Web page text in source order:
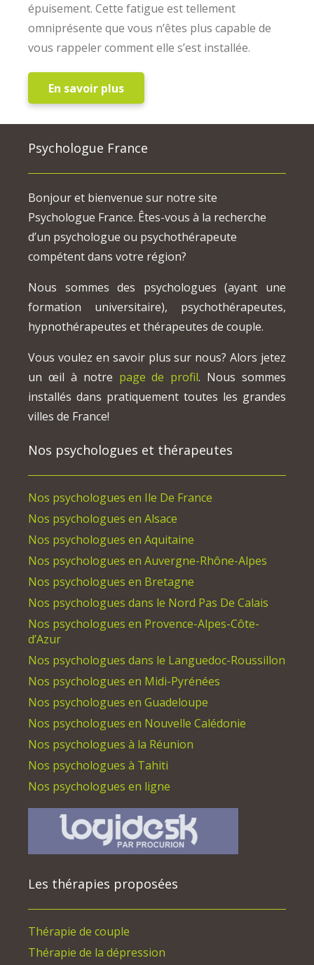
épuisement. Cette fatigue est tellement
omniprésente que vous n’êtes plus capable de
vous rappeler comment elle s’est installée.
En savoir plus
Psychologue France
Bonjour et bienvenue sur notre site
Psychologue France. Êtes-vous à la recherche
d’un psychologue ou psychothérapeute
compétent dans votre région?
Nous sommes des psychologues (ayant une
formation universitaire), psychothérapeutes,
hypnothérapeutes et thérapeutes de couple.
Vous voulez en savoir plus sur nous? Alors jetez
un œil à notre page de profil. Nous sommes
installés dans pratiquement toutes les grandes
villes de France!
Nos psychologues et thérapeutes
Nos psychologues en Ile De France
Nos psychologues en Alsace
Nos psychologues en Aquitaine
Nos psychologues en Auvergne-Rhône-Alpes
Nos psychologues en Bretagne
Nos psychologues dans le Nord Pas De Calais
Nos psychologues en Provence-Alpes-Côte-
d’Azur
Nos psychologues dans le Languedoc-Roussillon
Nos psychologues en Midi-Pyrénées
Nos psychologues en Guadeloupe
Nos psychologues en Nouvelle Calédonie
Nos psychologues à la Réunion
Nos psychologues à Tahiti
Nos psychologues en ligne
Les thérapies proposées
Thérapie de couple
Thérapie de la dépression